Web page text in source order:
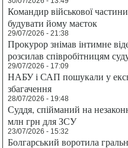
Командир військової
будувати йому маєток
29/07/2026 - 21:38
Прокурор знімав інтимне
розсилав співробітницям
29/07/2026 - 17:09
НАБУ і САП пошукали у
збагачення
28/07/2026 - 19:48
Суддя, спійманий на
млн грн для ЗСУ
23/07/2026 - 15:32
Болгарський воротила